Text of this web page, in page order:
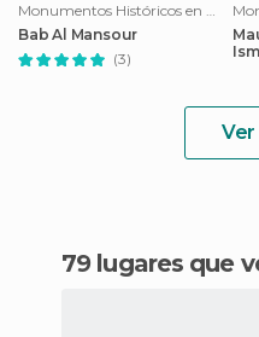
Monumentos Históricos en Mequínez
Bab Al Mansour
(3)
79 lugares que